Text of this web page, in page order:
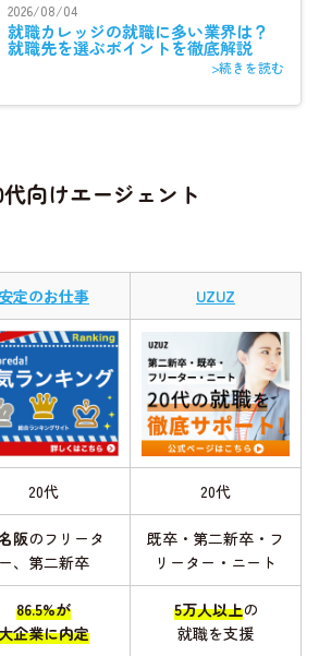
2026/08/04
就職カレッジの就職に多い業界は？
就職先を選ぶポイントを徹底解説
>続きを読む
向けエージェント
安定のお仕事 UZUZ
20代 20代
阪のフリータ
ー、第二新卒
既卒・第二新卒・フ
リーター・ニート
86.5%が
企業に内定
5万人以上の
就職を支援